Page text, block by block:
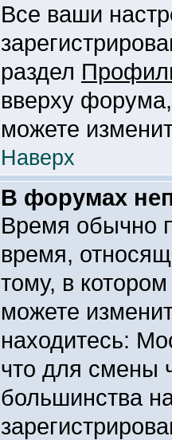
Все ваши
раздел
вверху
можете
Наверх
В форумах
Время обычно
время,
тому, в
можете
находитесь:
что для смены
большинства